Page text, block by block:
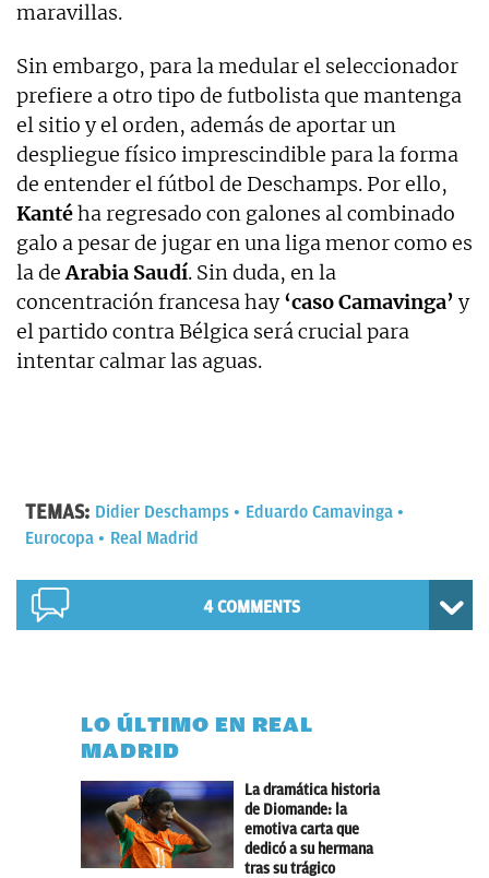
maravillas.
Sin embargo, para la medular el seleccionador
prefiere a otro tipo de futbolista que mantenga
el sitio y el orden, además de aportar un
despliegue físico imprescindible para la forma
de entender el fútbol de Deschamps. Por ello,
Kantéha regresado con galones al combinado
galo a pesar de jugar en una liga menor como es
la deArabia Saudí. Sin duda, en la
concentración francesa hay‘caso Camavinga’ y
el partido contra Bélgica será crucial para
intentar calmar las aguas.
TEMAS: Didier Deschamps
Eduardo Camavinga
Eurocopa
Real Madrid
4 COMMENTS
LO ÚLTIMO EN REAL
MADRID
La dramática historia
de Diomande: la
emotiva carta que
dedicó a su hermana
tras su trágico